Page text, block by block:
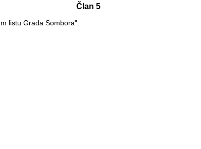
Član 5
listu Grada Sombora".